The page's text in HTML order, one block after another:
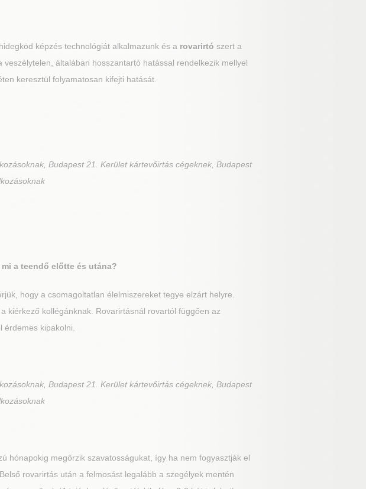
képzés technológiát alkalmazunk és a rovarirtó szert a
általában hosszantartó hatással rendelkezik mellyel
keresztül folyamatosan kifejti hatását.
Budapest 21. Kerület kártevőirtás cégeknek, Budapest
a teendő előtte és utána?
hogy a csomagoltatlan élelmiszereket tegye elzárt helyre.
kiérkező kollégánknak. Rovarirtásnál rovartól függően az
kipakolni.
Budapest 21. Kerület kártevőirtás cégeknek, Budapest
hónapokig megőrzik szavatosságukat, így ha nem fogyasztják el
rovarirtás után a felmosást legalább a szegélyek mentén